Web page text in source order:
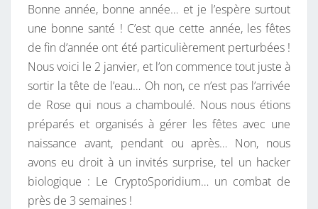
S
C
R
Y
P
T
O
S
P
O
A
I
R
E
Bonne année, bonne année… et je l’espère surtout
une bonne santé ! C’est que cette année, les fêtes
de fin d’année ont été particulièrement perturbées !
Nous voici le 2 janvier, et l’on commence tout juste à
sortir la tête de l’eau… Oh non, ce n’est pas l’arrivée
de Rose qui nous a chamboulé. Nous nous étions
préparés et organisés à gérer les fêtes avec une
naissance avant, pendant ou après… Non, nous
avons eu droit à un invités surprise, tel un hacker
biologique : Le CryptoSporidium… un combat de
près de 3 semaines !